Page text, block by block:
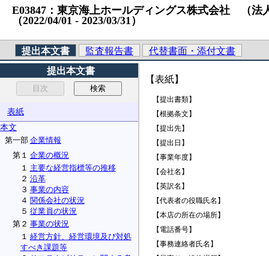
E03847：東京海上ホールディングス株式会社 （法
（2022/04/01 ‐ 2023/03/31）
提出本文書 監査報告書
代替書面・添付文書
提出本文書